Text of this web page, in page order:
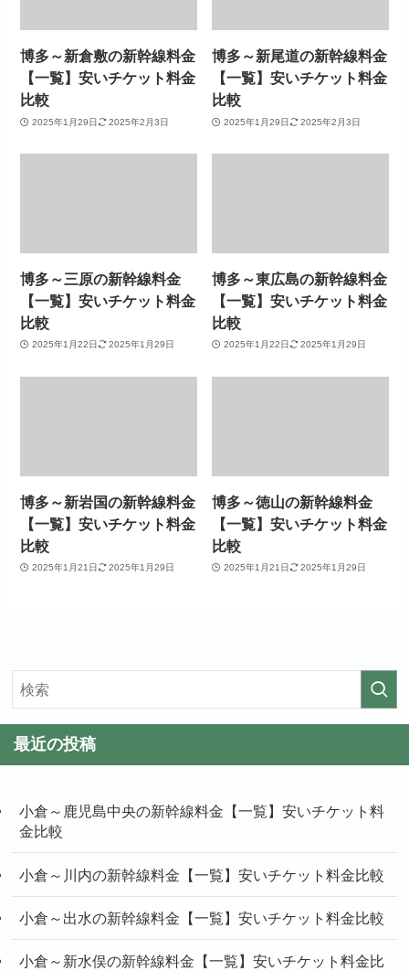
博多～新倉敷の新幹線料金
【一覧】安いチケット料金
比較
2025年1月29日 2025年2月3日
博多～新尾道の新幹線料金
【一覧】安いチケット料金
比較
2025年1月29日 2025年2月3日
博多～三原の新幹線料金
【一覧】安いチケット料金
比較
2025年1月22日 2025年1月29日
博多～東広島の新幹線料金
【一覧】安いチケット料金
比較
2025年1月22日 2025年1月29日
博多～新岩国の新幹線料金
【一覧】安いチケット料金
比較
2025年1月21日 2025年1月29日
博多～徳山の新幹線料金
【一覧】安いチケット料金
比較
2025年1月21日 2025年1月29日
最近の投稿
小倉～鹿児島中央の新幹線料金【一覧】安いチケット料
金比較
小倉～川内の新幹線料金【一覧】安いチケット料金比較
小倉～出水の新幹線料金【一覧】安いチケット料金比較
小倉～新水俣の新幹線料金【一覧】安いチケット料金比